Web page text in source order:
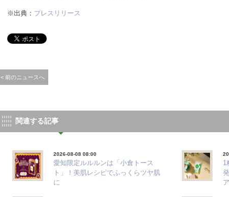
※出典： プレスリリース
< 前のニュースへ
関連する記事
2026-08-08 08:00
愛知限定ルルルンは「小倉トース
ト」！美肌レシピでふっくらツヤ肌
に
1